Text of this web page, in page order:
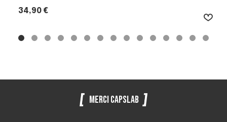
Prix
34,90 €
Merci Capslab